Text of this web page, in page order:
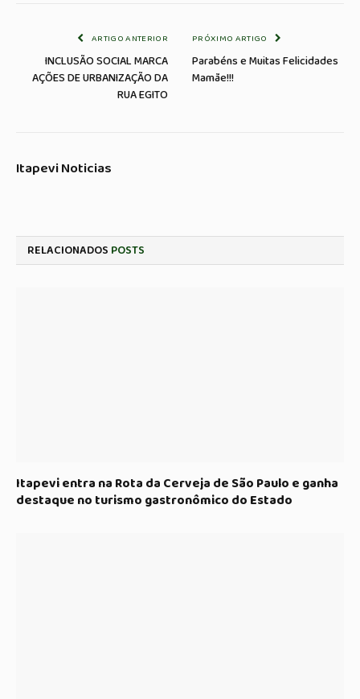
ARTIGO ANTERIOR
INCLUSÃO SOCIAL MARCA
AÇÕES DE URBANIZAÇÃO DA
RUA EGITO
PRÓXIMO ARTIGO
Parabéns e Muitas Felicidades
Mamãe!!!
Itapevi Noticias
RELACIONADOS POSTS
Itapevi entra na Rota da Cerveja de São Paulo e ganha
destaque no turismo gastronômico do Estado